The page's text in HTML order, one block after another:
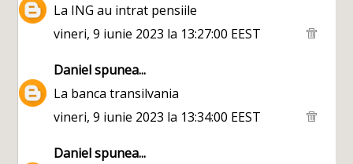
La ING au intrat pensiile
vineri, 9 iunie 2023 la 13:27:00 EEST
Danielspunea...
La banca transilvania
vineri, 9 iunie 2023 la 13:34:00 EEST
Danielspunea...